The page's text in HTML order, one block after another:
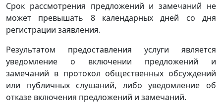
Срок рассмотрения предложений и замечаний не
может превышать 8 календарных дней со дня
регистрации заявления.
Результатом предоставления услуги является
уведомление о включении предложений и
замечаний в протокол общественных обсуждений
или публичных слушаний, либо уведомление об
отказе включения предложений и замечаний.